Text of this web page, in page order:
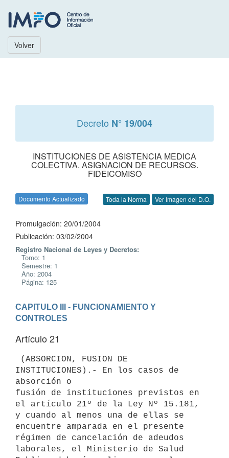
Volver
Decreto N° 19/004
INSTITUCIONES DE ASISTENCIA MEDICA
COLECTIVA. ASIGNACION DE RECURSOS.
FIDEICOMISO
Documento Actualizado Toda la Norma Ver Imagen del D.O.
Promulgación: 20/01/2004
Publicación: 03/02/2004
Registro Nacional de Leyes y Decretos:
Tomo: 1
Semestre: 1
Año: 2004
Página: 125
CAPITULO III - FUNCIONAMIENTO Y
CONTROLES
Artículo 21
INSTITUCIONES).- En los casos de
absorción o
fusión de instituciones previstos en
el artículo 21º de la Ley Nº 15.181,
y cuando al menos una de ellas se
encuentre amparada en el presente
régimen de cancelación de adeudos
laborales, el Ministerio de Salud